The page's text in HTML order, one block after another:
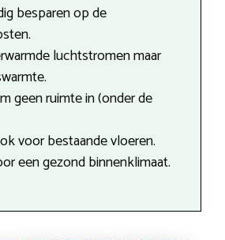
besparen op de
luchtstromen maar
geen ruimte in (onder de
voor bestaande vloeren.
een gezond binnenklimaat.